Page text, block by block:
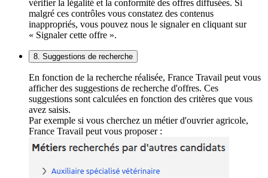
vérifier la légalité et la conformité des offres diffusées. Si
malgré ces contrôles vous constatez des contenus
inappropriés, vous pouvez nous le signaler en cliquant sur
« Signaler cette offre ».
8. Suggestions de recherche
En fonction de la recherche réalisée, France Travail peut vous
afficher des suggestions de recherche d'offres. Ces
suggestions sont calculées en fonction des critères que vous
avez saisis.
Par exemple si vous cherchez un métier d'ouvrier agricole,
France Travail peut vous proposer :